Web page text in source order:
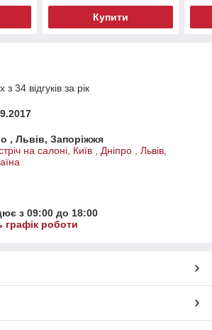
Купити
34 відгуків за рік
, Львів, Запоріжжя
на салоні, Київ , Дніпро , Львів,
з 09:00 до 18:00
графік роботи